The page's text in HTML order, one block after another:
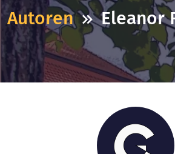
Autoren Eleanor